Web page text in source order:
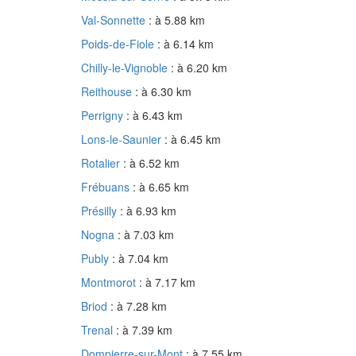
Val-Sonnette : à 5.88 km
Poids-de-Fiole : à 6.14 km
Chilly-le-Vignoble : à 6.20 km
Reithouse : à 6.30 km
Perrigny : à 6.43 km
Lons-le-Saunier : à 6.45 km
Rotalier : à 6.52 km
Frébuans : à 6.65 km
Présilly : à 6.93 km
Nogna : à 7.03 km
Publy : à 7.04 km
Montmorot : à 7.17 km
Briod : à 7.28 km
Trenal : à 7.39 km